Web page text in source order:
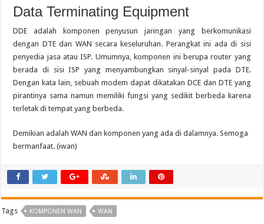
Data Terminating Equipment
DDE adalah komponen penyusun jaringan yang berkomunikasi
dengan DTE dan WAN secara keseluruhan. Perangkat ini ada di sisi
penyedia jasa atau ISP. Umumnya, komponen ini berupa router yang
berada di sisi ISP yang menyambungkan sinyal-sinyal pada DTE.
Dengan kata lain, sebuah modem dapat dikatakan DCE dan DTE yang
pirantinya sama namun memiliki fungsi yang sedikit berbeda karena
terletak di tempat yang berbeda.
Demikian adalah WAN dan komponen yang ada di dalamnya. Semoga
bermanfaat. (iwan)
Tags KOMPONEN WAN WAN